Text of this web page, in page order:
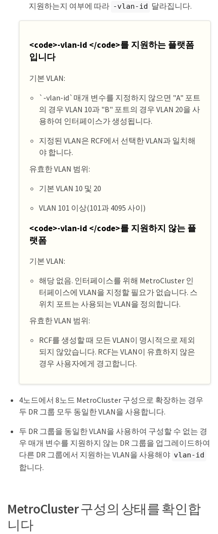
지원하는지 여부에 따라 -vlan-id 달라집니다.
<code>-vlan-id </code>를 지원하는 플랫폼
입니다
기본 VLAN:
`-vlan-id`매개 변수를 지정하지 않으면 "A" 포트
의 경우 VLAN 10과 "B" 포트의 경우 VLAN 20을 사
용하여 인터페이스가 생성됩니다.
지정된 VLAN은 RCF에서 선택한 VLAN과 일치해
야 합니다.
유효한 VLAN 범위:
기본 VLAN 10 및 20
VLAN 101 이상(101과 4095 사이)
<code>-vlan-id </code>를 지원하지 않는 플
랫폼
기본 VLAN:
해당 없음. 인터페이스를 위해 MetroCluster 인
터페이스에 VLAN을 지정할 필요가 없습니다. 스
위치 포트는 사용되는 VLAN을 정의합니다.
유효한 VLAN 범위:
RCF를 생성할 때 모든 VLAN이 명시적으로 제외
되지 않았습니다. RCF는 VLAN이 유효하지 않은
경우 사용자에게 경고합니다.
4노드에서 8노드 MetroCluster 구성으로 확장하는 경우
두 DR 그룹 모두 동일한 VLAN을 사용합니다.
두 DR 그룹을 동일한 VLAN을 사용하여 구성할 수 없는 경
우 매개 변수를 지원하지 않는 DR 그룹을 업그레이드하여
다른 DR 그룹에서 지원하는 VLAN을 사용해야 vlan-id
합니다.
MetroCluster 구성의 상태를 확인합
니다